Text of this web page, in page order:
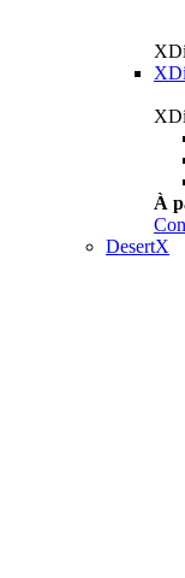
À
DesertX